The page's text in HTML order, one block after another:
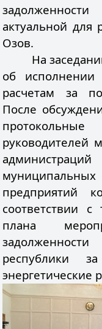
актуальной для
Озов.
На
об
расчетам за
После
руководителей
предприятий
соответствии с
плана
республики
энергетические